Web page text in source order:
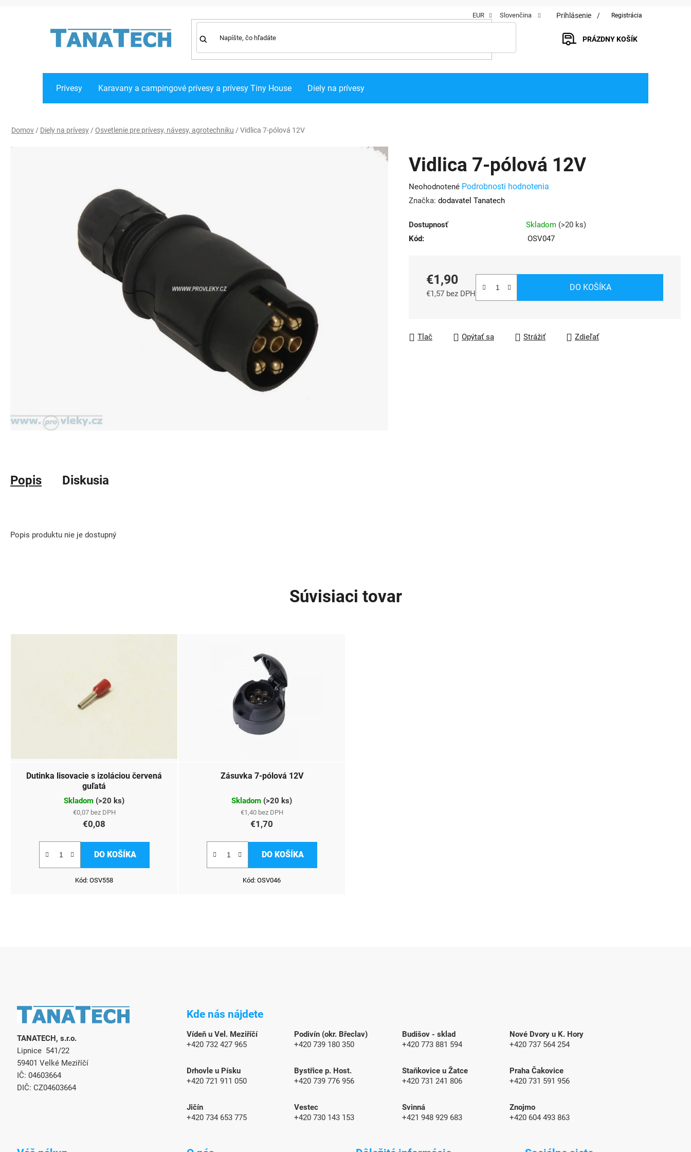
EUR Slovenčina Prihlásenie Registrácia
PRÁZDNY KOŠÍK
Prívesy Karavany a campingové prívesy a prívesy Tiny House Diely na prívesy
Domov / Diely na prívesy / Osvetlenie pre prívesy, návesy, agrotechniku / Vidlica 7-pólová 12V
Vidlica 7-pólová 12V
Priemerné
hodnotenie
je
0,0
hviezdičiek.
Neohodnotené Podrobnosti hodnotenia
Značka: dodavatel Tanatech
Dostupnosť Skladom (>20 ks)
Kód:
OSV047
€1,90
€1,57 bez DPH
DO KOŠÍKA
Tlač Opýtať sa Strážiť Zdieľať
Popis Diskusia
Popis produktu nie je dostupný
Súvisiaci tovar
Dutinka lisovacie s izoláciou červená
guľatá
Skladom (>20 ks)
€0,07 bez DPH
€0,08
DO KOŠÍKA
Kód: OSV558
Zásuvka 7-pólová 12V
Skladom (>20 ks)
€1,40 bez DPH
€1,70
DO KOŠÍKA
Kód: OSV046
TANATECH, s.r.o.
Lipnice 541/22
59401 Velké Meziříčí
IČ: 04603664
DIČ: CZ04603664
Kde nás nájdete
Vídeň u Vel. Meziříčí
+420 732 427 965
Podivín (okr. Břeclav)
+420 739 180 350
Budišov - sklad
+420 773 881 594
Nové Dvory u K. Hory
+420 737 564 254
Drhovle u Písku
+420 721 911 050
Bystřice p. Host.
+420 739 776 956
Staňkovice u Žatce
+420 731 241 806
Praha Čakovice
+420 731 591 956
Jičín
+420 734 653 775
Vestec
+420 730 143 153
Svinná
+421 948 929 683
Znojmo
+420 604 493 863